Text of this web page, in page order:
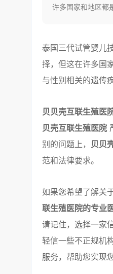
许多国家和地区都
泰国三代试管婴儿
择，但这在许多国
与性别相关的遗传疾
贝贝壳互联生殖医
贝壳互联生殖医院
别的问题上， 贝贝
范和法律要求。
如果您希望了解关
联生殖医院的专业
请记住，选择一家
轻信一些不正规机
服务，帮助您实现